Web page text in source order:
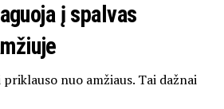
į spalvas
nuo amžiaus. Tai dažnai